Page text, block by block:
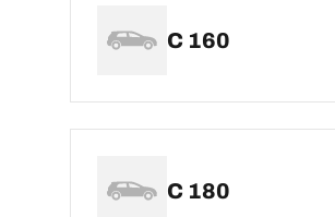
C 160
C 180